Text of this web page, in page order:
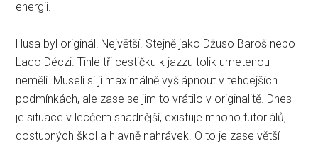
energii.
Husa byl originál! Největší. Stejně jako Džuso Baroš nebo
Laco Déczi. Tihle tři cestičku k jazzu tolik umetenou
neměli. Museli si ji maximálně vyšlápnout v tehdejších
podmínkách, ale zase se jim to vrátilo v originalitě. Dnes
je situace v lecčem snadnější, existuje mnoho tutoriálů,
dostupných škol a hlavně nahrávek. O to je zase větší